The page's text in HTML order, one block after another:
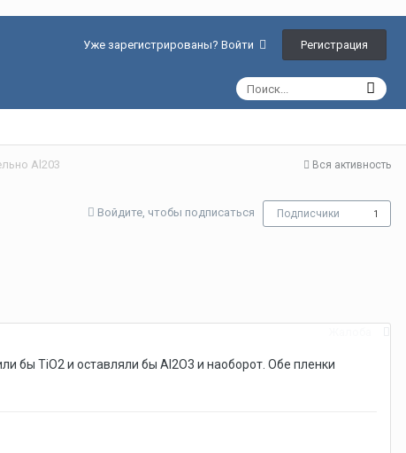
Уже зарегистрированы? Войти Регистрация
Вся активность
Al203
Войдите, чтобы подписаться Подписчики 1
бы TiO2 и оставляли бы Al2O3 и наоборот. Обе пленки